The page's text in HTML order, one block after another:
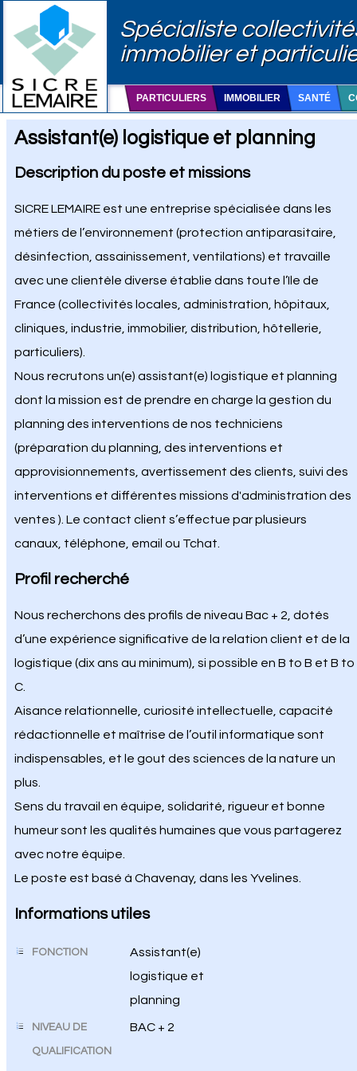
Spécialiste
immobilier et
PARTICULIERS IMMOBILIER SANTÉ
Assistant(e) logistique et planning
Description du poste et missions
SICRE LEMAIRE est une entreprise spécialisée dans les
métiers de l’environnement (protection antiparasitaire,
désinfection, assainissement, ventilations) et travaille
avec une clientèle diverse établie dans toute l’Ile de
France (collectivités locales, administration, hôpitaux,
cliniques, industrie, immobilier, distribution, hôtellerie,
particuliers).
Nous recrutons un(e) assistant(e) logistique et planning
dont la mission est de prendre en charge la gestion du
planning des interventions de nos techniciens
(préparation du planning, des interventions et
approvisionnements, avertissement des clients, suivi des
interventions et différentes missions d'administration des
ventes ). Le contact client s’effectue par plusieurs
canaux, téléphone, email ou Tchat.
Profil recherché
Nous recherchons des profils de niveau Bac + 2, dotés
d’une expérience significative de la relation client et de la
logistique (dix ans au minimum), si possible en B to B et B to
C.
Aisance relationnelle, curiosité intellectuelle, capacité
rédactionnelle et maîtrise de l’outil informatique sont
indispensables, et le gout des sciences de la nature un
plus.
Sens du travail en équipe, solidarité, rigueur et bonne
humeur sont les qualités humaines que vous partagerez
avec notre équipe.
Le poste est basé à Chavenay, dans les Yvelines.
Informations utiles
FONCTION
Assistant(e)
logistique et
planning
NIVEAU DE
QUALIFICATION
BAC + 2